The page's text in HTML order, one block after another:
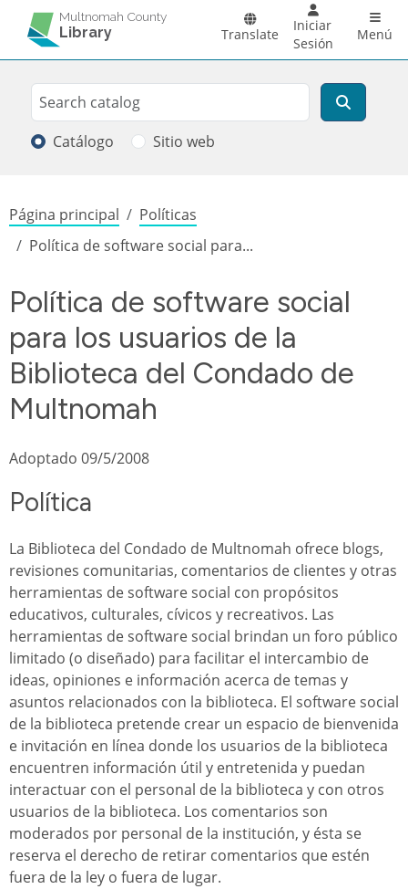
Pasar al contenido principal
Multnomah County
Library Translate
Iniciar
Sesión
Menú
Search
Buscar
Catálogo Sitio web
Sobrescribir enlaces de ayuda a la
Página principal
Políticas
Política de software social para...
Política de software social
para los usuarios de la
Biblioteca del Condado de
Multnomah
Adoptado 09/5/2008
Política
La Biblioteca del Condado de Multnomah ofrece blogs,
revisiones comunitarias, comentarios de clientes y otras
herramientas de software social con propósitos
educativos, culturales, cívicos y recreativos. Las
herramientas de software social brindan un foro público
limitado (o diseñado) para facilitar el intercambio de
ideas, opiniones e información acerca de temas y
asuntos relacionados con la biblioteca. El software social
de la biblioteca pretende crear un espacio de bienvenida
e invitación en línea donde los usuarios de la biblioteca
encuentren información útil y entretenida y puedan
interactuar con el personal de la biblioteca y con otros
usuarios de la biblioteca. Los comentarios son
moderados por personal de la institución, y ésta se
reserva el derecho de retirar comentarios que estén
fuera de la ley o fuera de lugar.